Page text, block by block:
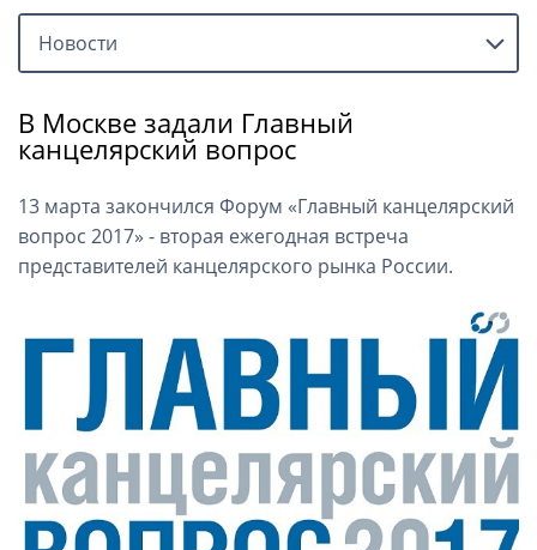
Новости
В Москве задали Главный
канцелярский вопрос
13 марта закончился Форум «Главный канцелярский
вопрос 2017» - вторая ежегодная встреча
представителей канцелярского рынка России.